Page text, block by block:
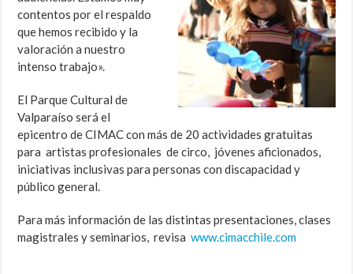
contentos por el respaldo
que hemos recibido y la
valoración a nuestro
intenso trabajo».
El Parque Cultural de
Valparaíso será el
epicentro de CIMAC con más de 20 actividades gratuitas
para artistas profesionales de circo, jóvenes aficionados,
iniciativas inclusivas para personas con discapacidad y
público general.
Para más información de las distintas presentaciones, clases
magistrales y seminarios, revisawww.cimacchile.com